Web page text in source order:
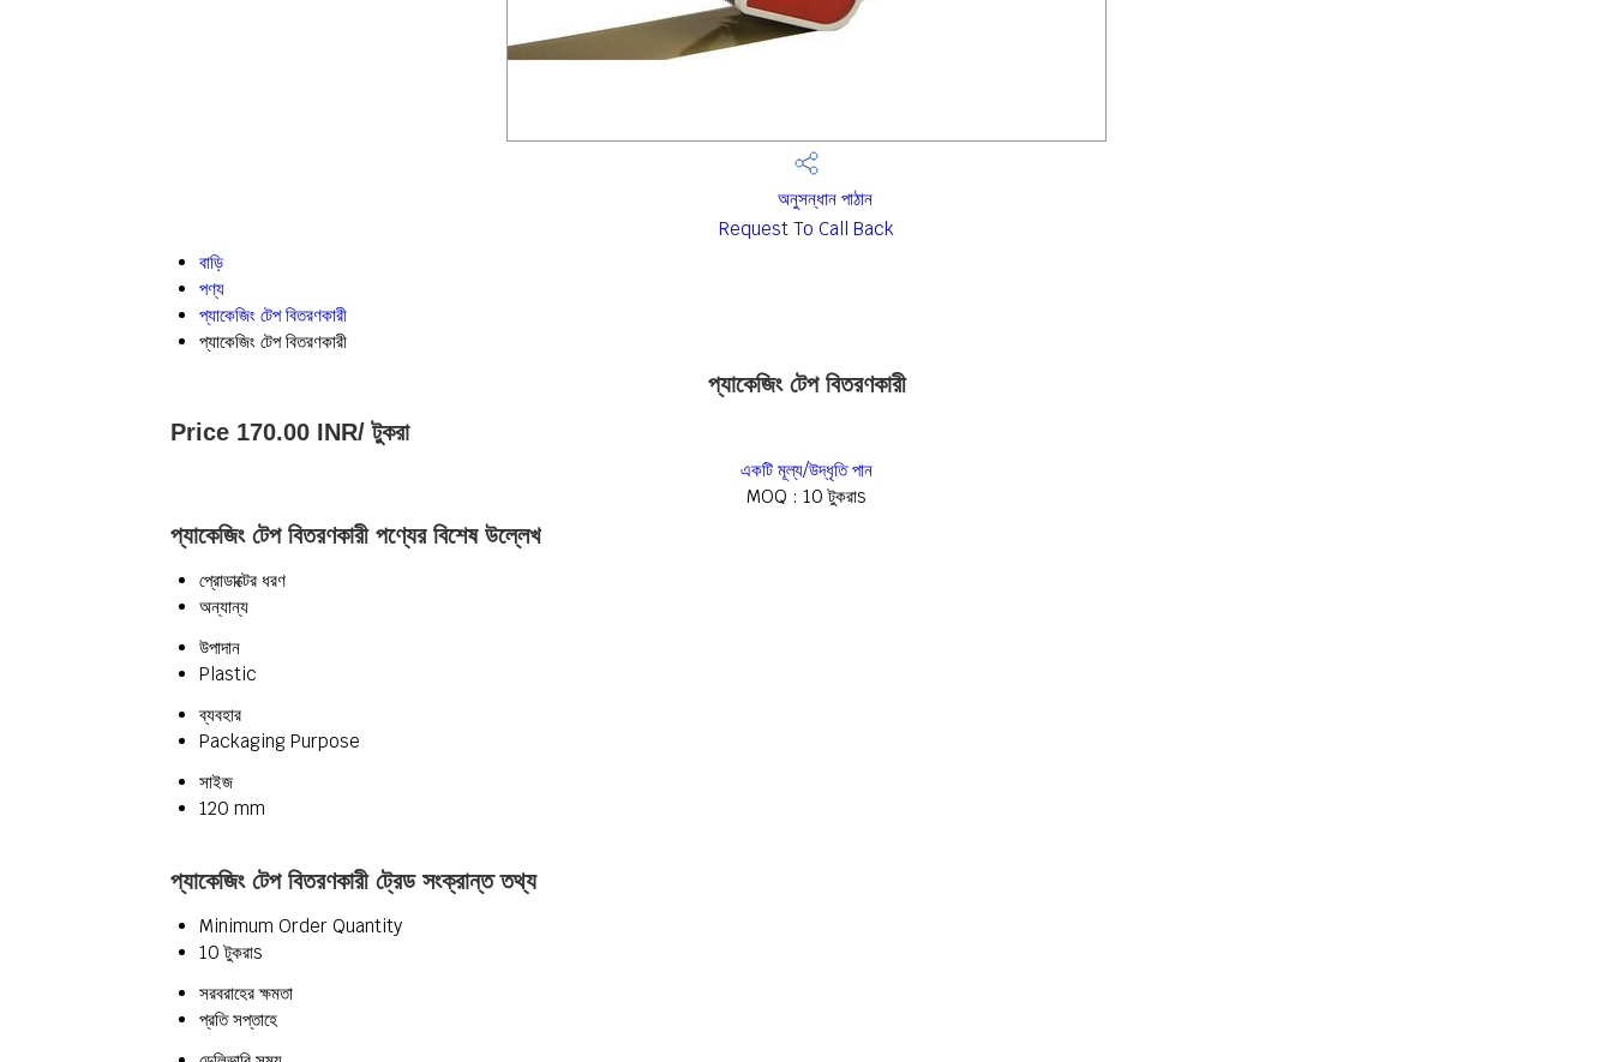
অনুসন্ধান পাঠান
Request To Call Back
বাড়ি
পণ্য
প্যাকেজিং টেপ বিতরণকারী
প্যাকেজিং টেপ বিতরণকারী
প্যাকেজিং টেপ বিতরণকারী
Price 170.00 INR/ টুকরা
একটি মূল্য/উদ্ধৃতি পান
MOQ : 10 টুকরাs
প্যাকেজিং টেপ বিতরণকারী পণ্যের বিশেষ উল্লেখ
প্রোডাক্টের ধরণ
অন্যান্য
উপাদান
Plastic
ব্যবহার
Packaging Purpose
সাইজ
120 mm
প্যাকেজিং টেপ বিতরণকারী ট্রেড সংক্রান্ত তথ্য
Minimum Order Quantity
10 টুকরাs
সরবরাহের ক্ষমতা
প্রতি সপ্তাহে